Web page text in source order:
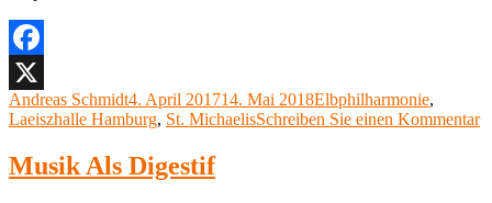
Hamburg“
Facebook
X
Autor
Andreas SchmidtVeröffentlicht
am
4. April 201714. Mai 2018Kategorien
Elbphilharmonie,
Laeiszhalle Hamburg, St. MichaelisSchreiben Sie einen Kommentar
Musik Als Digestif